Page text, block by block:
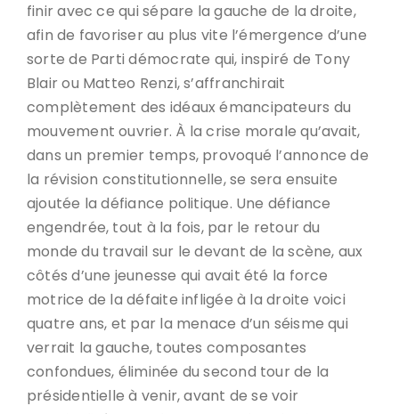
finir avec ce qui sépare la gauche de la droite,
afin de favoriser au plus vite l’émergence d’une
sorte de Parti démocrate qui, inspiré de Tony
Blair ou Matteo Renzi, s’affranchirait
complètement des idéaux émancipateurs du
mouvement ouvrier. À la crise morale qu’avait,
dans un premier temps, provoqué l’annonce de
la révision constitutionnelle, se sera ensuite
ajoutée la défiance politique. Une défiance
engendrée, tout à la fois, par le retour du
monde du travail sur le devant de la scène, aux
côtés d’une jeunesse qui avait été la force
motrice de la défaite infligée à la droite voici
quatre ans, et par la menace d’un séisme qui
verrait la gauche, toutes composantes
confondues, éliminée du second tour de la
présidentielle à venir, avant de se voir